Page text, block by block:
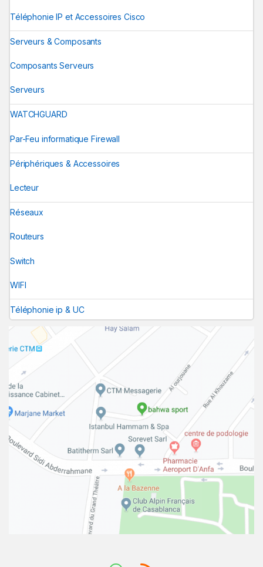
Téléphonie IP et Accessoires Cisco
Serveurs & Composants
Composants Serveurs
Serveurs
WATCHGUARD
Par-Feu informatique Firewall
Périphériques & Accessoires
Lecteur
Réseaux
Routeurs
Switch
WIFI
Téléphonie ip & UC